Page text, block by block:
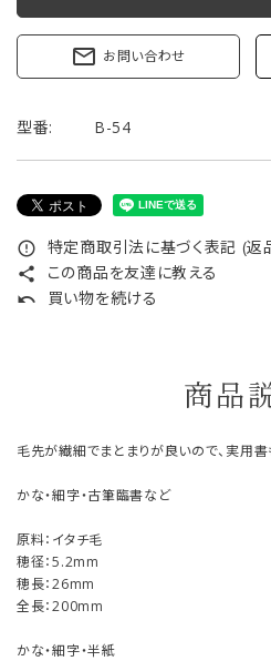
mail_outline お問い合わせ
型番: B-54
error_outline 特定商取引法に基づく表記 (返
share この商品を友達に教える
undo 買い物を続ける
商品
毛先が繊細でまとまりが良いので、実用
かな・細字・古筆臨書など
原料：イタチ毛
穂径：5.2mm
穂長：26mm
全長：200mm
かな・細字・半紙